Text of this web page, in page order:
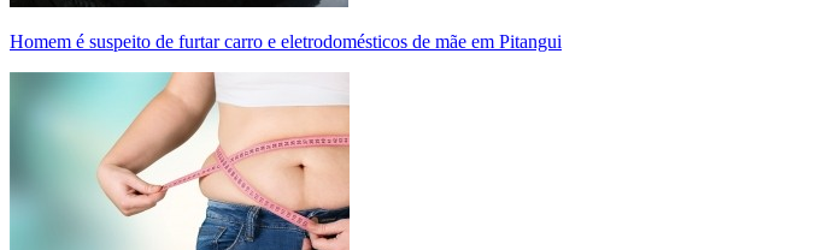
Homem é suspeito de furtar carro e eletrodomésticos de mãe em Pitangui